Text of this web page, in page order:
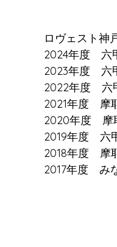
ロヴェスト神
2024年度　六
2023年度　六
2022年度　六
2021年度　摩
2020年度　摩
2019年度　六
2018年度　摩
2017年度　み